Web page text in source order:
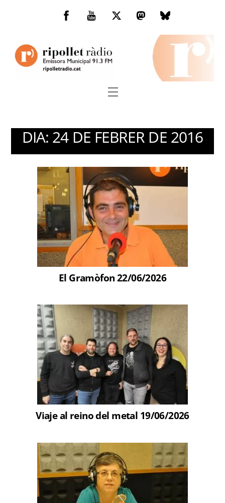
Facebook
You
TwitterMastodonBluesky
Menu
DIA: 24 DE FEBRER DE 2016
El Gramòfon 22/06/2026
Viaje al reino del metal 19/06/2026